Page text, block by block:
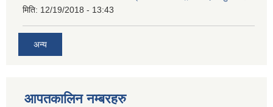
मिति: 12/19/2018 - 13:43
अन्य
आपतकालिन नम्बरहरु